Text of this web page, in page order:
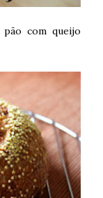
com queijo